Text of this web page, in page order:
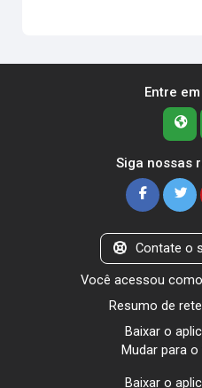
Entre
Siga nossas
Contate o
Você acessou
Resumo de
Baixar o
Mudar para
Baixar o